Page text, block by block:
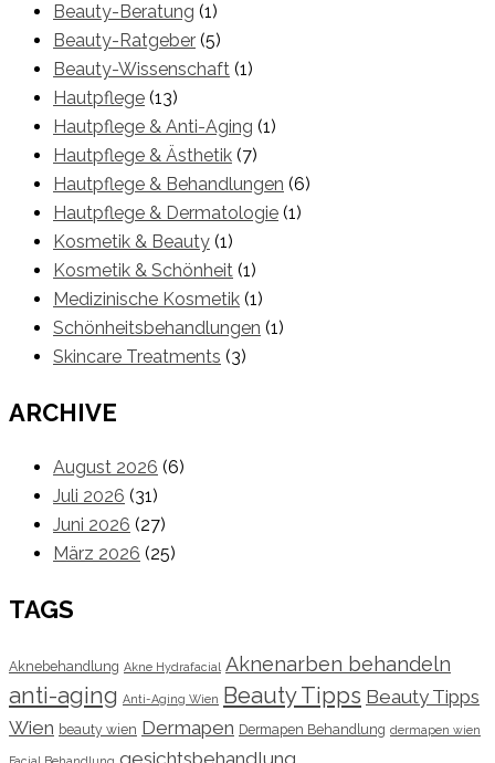
Beauty-Beratung (1)
Beauty-Ratgeber (5)
Beauty-Wissenschaft (1)
Hautpflege (13)
Hautpflege & Anti-Aging (1)
Hautpflege & Ästhetik (7)
Hautpflege & Behandlungen (6)
Hautpflege & Dermatologie (1)
Kosmetik & Beauty (1)
Kosmetik & Schönheit (1)
Medizinische Kosmetik (1)
Schönheitsbehandlungen (1)
Skincare Treatments (3)
ARCHIVE
August 2026 (6)
Juli 2026 (31)
Juni 2026 (27)
März 2026 (25)
TAGS
Aknebehandlung Akne Hydrafacial Aknenarben behandeln
anti-aging Anti-Aging Wien Beauty Tipps Beauty Tipps
Wien beauty wien Dermapen Dermapen Behandlung dermapen wien